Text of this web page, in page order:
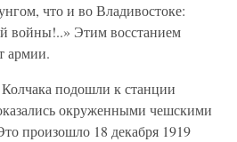
что и во Владивостоке:
войны!..» Этим восстанием
армии.
подошли к станции
окруженными чешскими
произошло 18 декабря 1919